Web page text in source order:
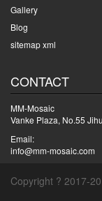
Gallery
Blog
sitemap xml
CONTACT
MM-Mosaic
Vanke Plaza, No.55
Email:
info@mm-mosaic.com
Copyright ? 2017-